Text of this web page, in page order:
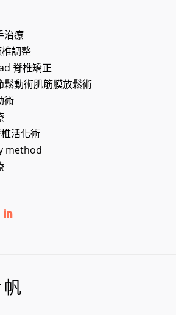
治療
調整
脊椎矯正
鬆動術肌筋膜放鬆術
術
活化術
method